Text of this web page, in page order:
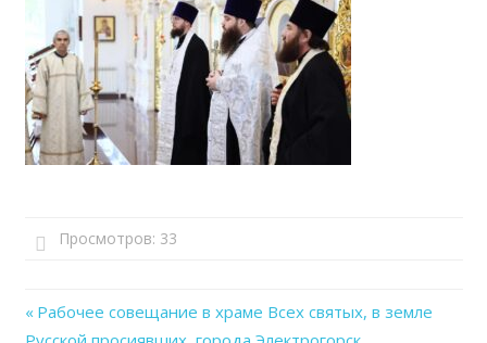
Просмотров: 33
Previous
Рабочее совещание в храме Всех святых, в земле